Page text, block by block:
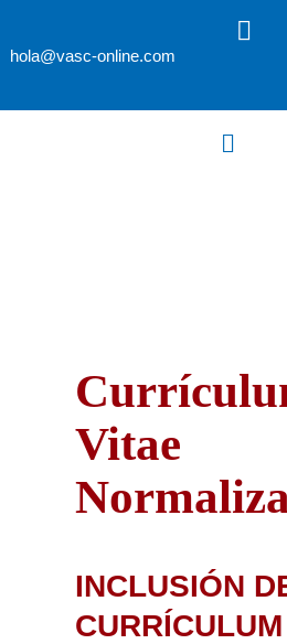
hola@vasc-online.com
Vitae
INCLUSIÓN